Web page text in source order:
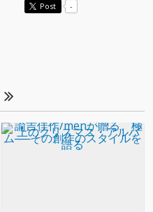
Post -